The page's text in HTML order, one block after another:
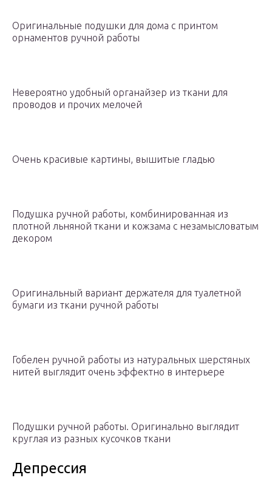
Оригинальные подушки для дома с принтом
орнаментов ручной работы
Невероятно удобный органайзер из ткани для
проводов и прочих мелочей
Очень красивые картины, вышитые гладью
Подушка ручной работы, комбинированная из
плотной льняной ткани и кожзама с незамысловатым
декором
Оригинальный вариант держателя для туалетной
бумаги из ткани ручной работы
Гобелен ручной работы из натуральных шерстяных
нитей выглядит очень эффектно в интерьере
Подушки ручной работы. Оригинально выглядит
круглая из разных кусочков ткани
Депрессия